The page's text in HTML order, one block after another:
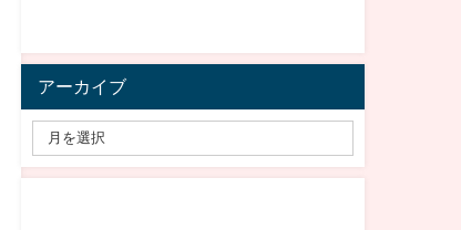
アーカイブ